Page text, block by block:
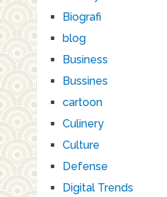
Biografi
blog
Business
Bussines
cartoon
Culinery
Culture
Defense
Digital Trends